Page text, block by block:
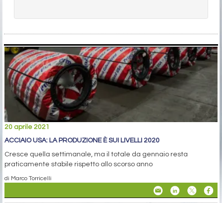
20 aprile 2021
ACCIAIO USA: LA PRODUZIONE È SUI LIVELLI 2020
Cresce quella settimanale, ma il totale da gennaio resta
praticamente stabile rispetto allo scorso anno
di Marco Torricelli